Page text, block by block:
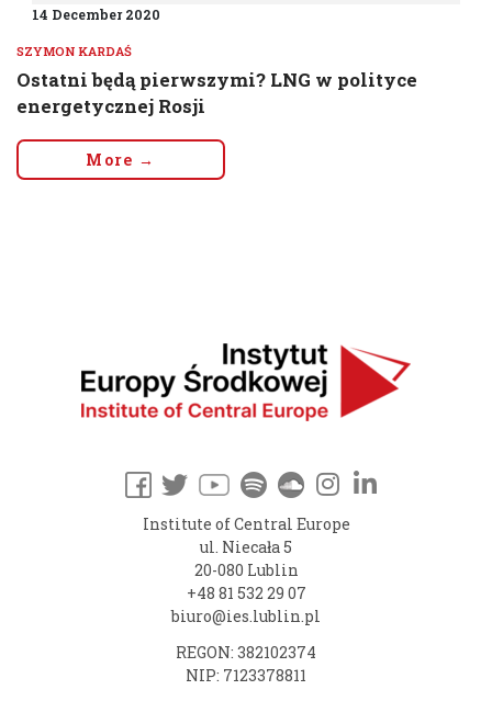
14 December 2020
SZYMON KARDAŚ
Ostatni będą pierwszymi? LNG w polityce
energetycznej Rosji
More →
Institute of Central Europe
ul. Niecała 5
20-080 Lublin
+48 81 532 29 07
biuro@ies.lublin.pl
REGON: 382102374
NIP: 7123378811